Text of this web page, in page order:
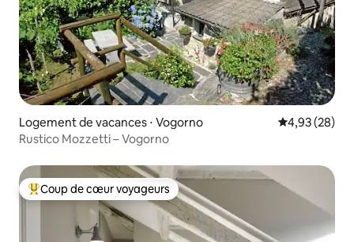
Logement de vacances ⋅ Vogorno Évaluation
4,93 (28)
Rustico Mozzetti – Vogorno
Coups de cœur voyageurs les plus appréciés
Coup de cœur voyageurs